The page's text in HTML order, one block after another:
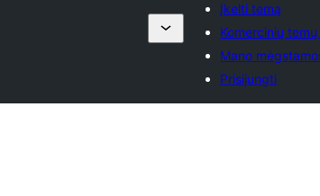
Įkelti temą
Komercinių
Mano
Prisijungti